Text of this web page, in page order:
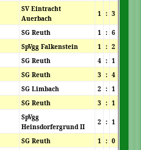
SV Eintracht
Auerbach
1 : 3
SG Reuth 1 : 6
SpVgg Falkenstein 1 : 2
SG Reuth 4 : 1
SG Reuth 3 : 4
SG Limbach 2 : 1
SG Reuth 3 : 1
SpVgg
Heinsdorfergrund II
2 : 1
SG Reuth 1 : 0